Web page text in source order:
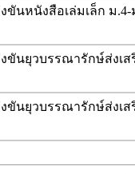
ขันหนังสือเล่มเล็ก ม.4-
ขันยุวบรรณารักษ์ส่งเส
ขันยุวบรรณารักษ์ส่งเส